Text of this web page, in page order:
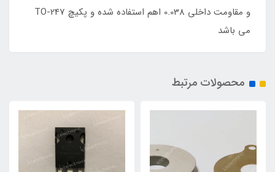
و مقاومت داخلی 0.038 اهم استفاده شده و پکیچ TO-247
می باشد
محصولات مرتبط